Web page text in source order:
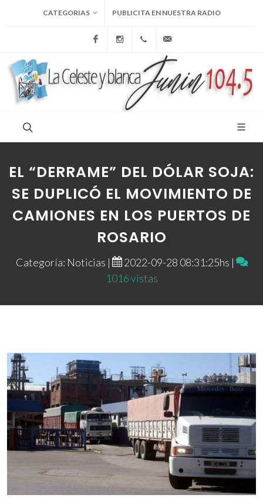
CATEGORIAS PUBLICITA EN NUESTRA RADIO
FacebookInstagram+54 9 236 465-4833
EL “DERRAME” DEL DÓLAR SOJA:
SE DUPLICÓ EL MOVIMIENTO DE
CAMIONES EN LOS PUERTOS DE
ROSARIO
Categoría: Noticias |
2022-09-28 08:31:25hs |
1016 vistas